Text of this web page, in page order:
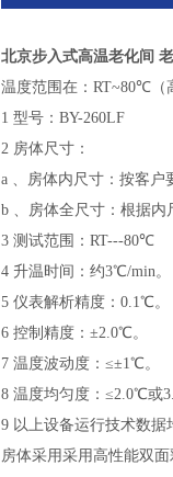
北京步入式高温老化间
温度范围在：RT~80℃（
1 型号：BY-260LF
2 房体尺寸：
a 、房体内尺寸：按客户
b 、房体全尺寸：根据内
3 测试范围：RT---80℃
4 升温时间：约3℃/min。
5 仪表解析精度：0.1℃。
6 控制精度：±2.0℃。
7 温度波动度：≤±1℃。
8 温度均匀度：≤2.0℃或
9 以上设备运行技术数
房体采用采用高性能双